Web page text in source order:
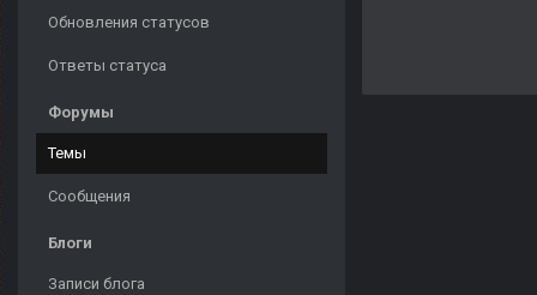
Обновления статусов
Ответы статуса
Форумы
Темы
Сообщения
Блоги
Записи блога